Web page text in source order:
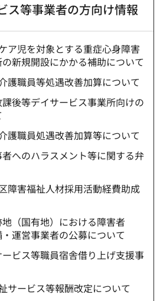
ス等事業者の方向け情報
ア児を対象とする重症心身障害
新規開設にかかる補助について
護職員等処遇改善加算について
後等デイサービス事業所向けの
護職員処遇改善加算等について
へのハラスメント等に関する弁
障害福祉人材採用活動経費助成
（国有地）における障害者
・運営事業者の公募について
ビス等職員宿舎借り上げ支援事
サービス等報酬改定について